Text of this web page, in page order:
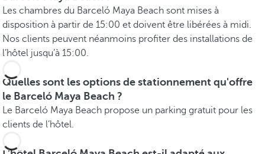
Les chambres du Barceló Maya Beach sont mises à
disposition à partir de 15:00 et doivent être libérées à midi.
Nos clients peuvent néanmoins profiter des installations de
l’hôtel jusqu’à 15:00.
Quelles sont les options de stationnement qu'offre
le Barceló Maya Beach ?
Le Barceló Maya Beach propose un parking gratuit pour les
clients de l’hôtel.